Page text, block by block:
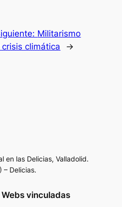
Militarismo
crisis climática
→
en las Delicias, Valladolid.
– Delicias.
Webs vinculadas